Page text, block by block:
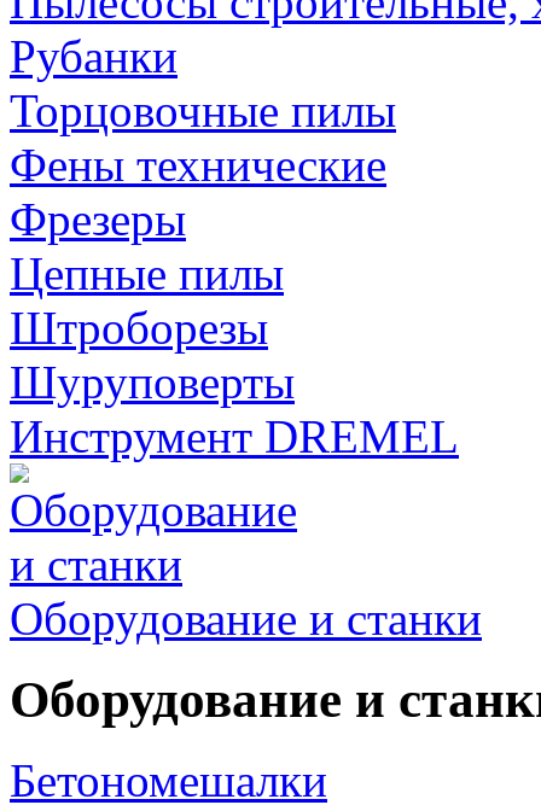
Рубанки
Торцовочные пилы
Фены технические
Фрезеры
Цепные пилы
Штроборезы
Шуруповерты
Инструмент DREMEL
Оборудование и станки
Оборудование и
Бетономешалки